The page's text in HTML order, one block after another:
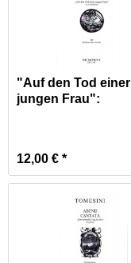
"Auf den Tod einer
jungen Frau":
12,00 € *